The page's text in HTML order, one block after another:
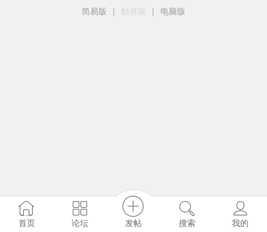
简易版
| 触屏版 | 电脑版
首页 论坛 发帖 搜索 我的